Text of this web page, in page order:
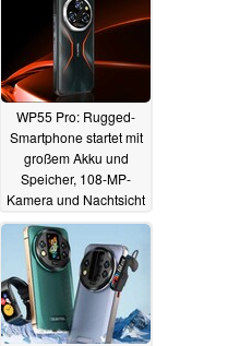
WP55 Pro: Rugged-
Smartphone startet mit
großem Akku und
Speicher, 108-MP-
Kamera und Nachtsicht
12.05.2025